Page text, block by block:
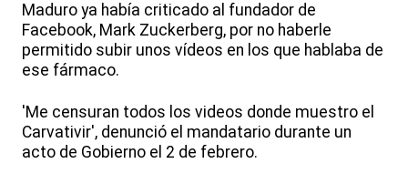
Maduro ya había criticado al fundador de
Facebook, Mark Zuckerberg, por no haberle
permitido subir unos vídeos en los que hablaba de
ese fármaco.
'Me censuran todos los videos donde muestro el
Carvativir', denunció el mandatario durante un
acto de Gobierno el 2 de febrero.